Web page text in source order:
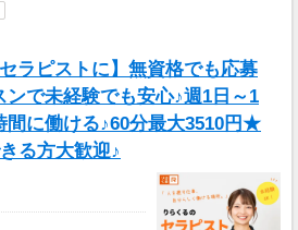
ラピストに】無資格でも応募
で未経験でも安心♪週1日～1
間に働ける♪60分最大3510円★
る方大歓迎♪